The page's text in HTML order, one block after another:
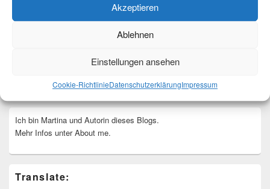
Akzeptieren
Ablehnen
Einstellungen ansehen
Cookie-RichtlinieDatenschutzerklärungImpressum
Ich bin Martina und Autorin dieses Blogs.
Mehr Infos unter About me.
Translate: